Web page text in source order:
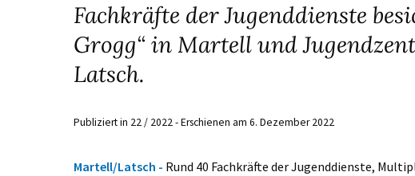
Fachkräfte der Jugenddienste
Grogg“ in Martell und
Latsch.
Publiziert in 22 / 2022 - Erschienen am 6. Dezember 2022
Martell/Latsch - Rund 40 Fachkräfte der Jugenddienste,